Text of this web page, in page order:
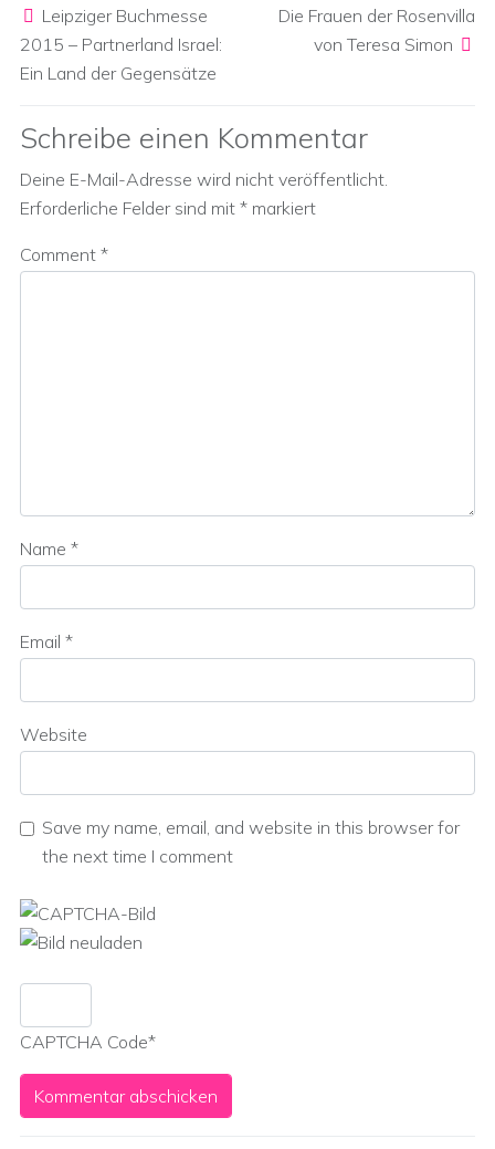
Leipziger Buchmesse
2015 – Partnerland Israel:
Ein Land der Gegensätze
Die Frauen der Rosenvilla
von Teresa Simon
Schreibe einen Kommentar
Deine E-Mail-Adresse wird nicht veröffentlicht.
Erforderliche Felder sind mit * markiert
Comment *
Name *
Email *
Website
Save my name, email, and website in this browser for
the next time I comment
CAPTCHA Code*